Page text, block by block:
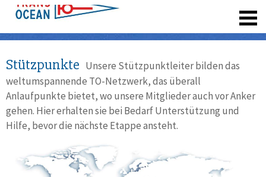
Stützpunkte Unsere Stützpunktleiter bilden das
weltumspannende TO-Netzwerk, das überall
Anlaufpunkte bietet, wo unsere Mitglieder auch vor Anker
gehen. Hier erhalten sie bei Bedarf Unterstützung und
Hilfe, bevor die nächste Etappe ansteht.